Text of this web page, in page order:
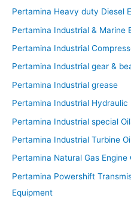
Pertamina Heavy duty Diesel
Pertamina Industrial & Marine
Pertamina Industrial
Pertamina Industrial gear &
Pertamina Industrial grease
Pertamina Industrial Hydraulic
Pertamina Industrial special
Pertamina Industrial Turbine
Pertamina Natural Gas Engine
Pertamina Powershift
Equipment